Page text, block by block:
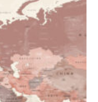
elegir
en
producto